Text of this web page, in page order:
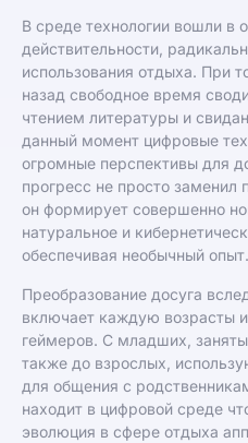
В среде технологии вошли в
действительности,
использования отдыха. При
назад свободное время
чтением литературы и
данный момент цифровые
огромные перспективы для
прогресс не просто
он формирует совершенно
натуральное и
обеспечивая необычный опыт.
Преобразование досуга
включает каждую возрасты
геймеров. С младших,
также до взрослых,
для общения с
находит в цифровой среде
эволюция в сфере отдыха